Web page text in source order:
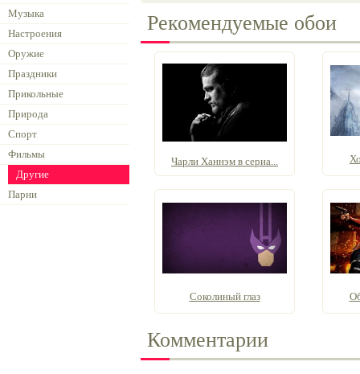
Музыка
Настроения
Оружие
Праздники
Прикольные
Природа
Спорт
Фильмы
Другие
Парни
Рекомендуемые обои
Чарли Ханнэм в сериа...
Соколиный глаз
Комментарии